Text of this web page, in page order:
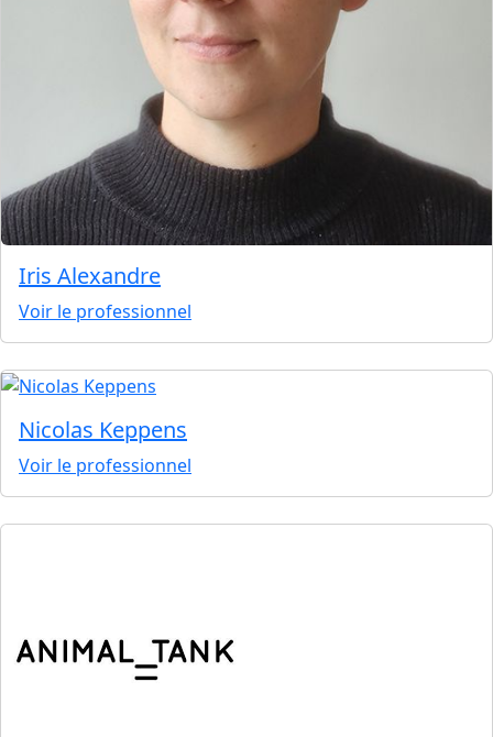
Iris Alexandre
Voir le professionnel
Nicolas Keppens
Voir le professionnel